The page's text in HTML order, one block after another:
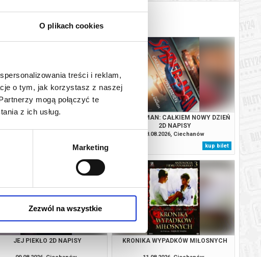
O plikach cookies
treści i reklam,
o tym, jak korzystasz z naszej
mogą połączyć te
z ich usług.
Marketing
Zezwól na wszystkie
PATROL I DINOZAURY 2D DUBBING
kup bilet
SPIDER-MAN: CAŁKIEM NOWY DZIEŃ
2D NAPISY
08.08.2026, Ciechanów
kup bilet
JEJ PIEKŁO 2D NAPISY KRONIKA WYPADKÓW MIŁOSNYCH